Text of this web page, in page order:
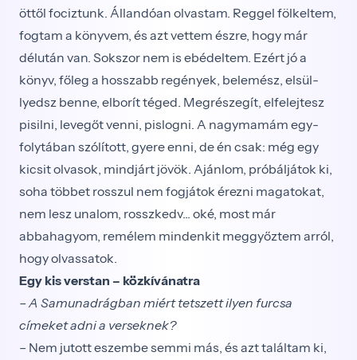
öttől fociztunk. Állandóan olvastam. Reggel fölkel­tem,
fogtam a könyvem, és azt vettem észre, hogy már
délután van. Sokszor nem is ebédeltem. Ezért jó a
könyv, főleg a hosszabb regények, belemész, elsül­
lyedsz benne, elborít téged. Megrészegít, elfelejtesz
pisilni, levegőt venni, pislogni. A nagymamám egy­
folytában szólított, gyere enni, de én csak: még egy
kicsit olvasok, mindjárt jövök. Ajánlom, próbáljátok ki,
soha többet rosszul nem fogjátok érezni magato­kat,
nem lesz unalom, rosszkedv... oké, most már
abbahagyom, remélem mindenkit meggyőztem arról,
hogy olvassatok.
Egy kis verstan – közkívánatra
– A Samunadrágban miért tetszett ilyen furcsa
címeket adni a verseknek?
– Nem jutott eszembe semmi más, és azt találtam ki,